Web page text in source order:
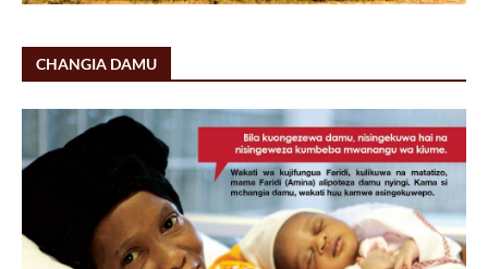
CHANGIA DAMU